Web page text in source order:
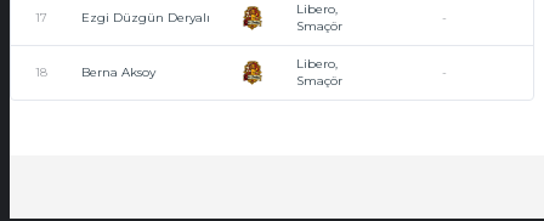
17 Ezgi Düzgün Deryalı
Libero,
Smaçör
-
18 Berna Aksoy
Libero,
Smaçör
-